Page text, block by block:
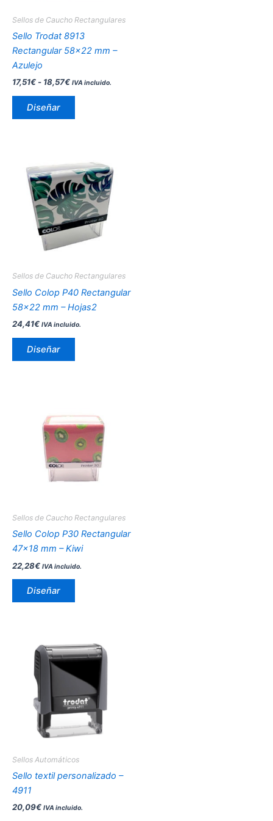
Sellos de Caucho Rectangulares
Sello Trodat 8913
Rectangular 58×22 mm –
Azulejo
17,51€ - 18,57€ IVA incluido.
Diseñar
en
de
Sellos de Caucho Rectangulares
Sello Colop P40 Rectangular
58×22 mm – Hojas2
24,41€ IVA incluido.
Diseñar
producto
tiene
múltiples
variantes.
Las
opciones
en
la
página
Sellos de Caucho Rectangulares
Sello Colop P30 Rectangular
47×18 mm – Kiwi
22,28€ IVA incluido.
Diseñar
tiene
múltiples
variantes.
Las
opciones
página
Sellos Automáticos
Sello textil personalizado –
4911
20,09€ IVA incluido.